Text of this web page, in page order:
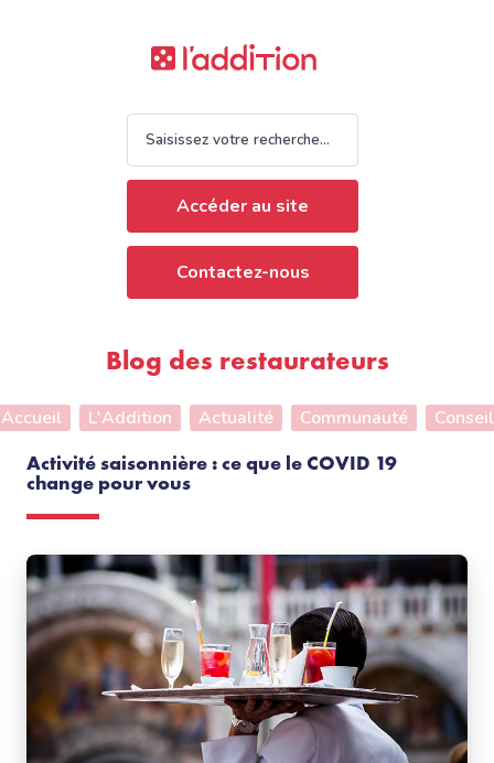
Accéder au site
Contactez-nous
Blog des restaurateurs
Accueil L'Addition Actualité Communauté Conseil
Activité saisonnière : ce que le COVID 19
change pour vous